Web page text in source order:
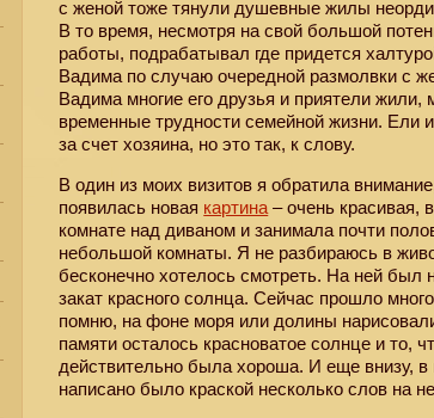
с женой тоже тянули душевные жилы
В то время, несмотря на свой большой
работы, подрабатывал где придется
Вадима по случаю очередной размолвки с
Вадима многие его друзья и приятели
временные трудности семейной жизни. Ели
за счет хозяина, но это так, к слову.
В один из моих визитов я обратила
появилась новая картина– очень красивая,
комнате над диваном и занимала почти
небольшой комнаты. Я не разбираюсь в
бесконечно хотелось смотреть. На ней был
закат красного солнца. Сейчас прошло
помню, на фоне моря или долины
памяти осталось красноватое солнце и то,
действительно была хороша. И еще внизу, в
написано было краской несколько слов на